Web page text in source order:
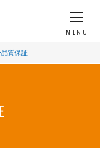
MENU
品質保証